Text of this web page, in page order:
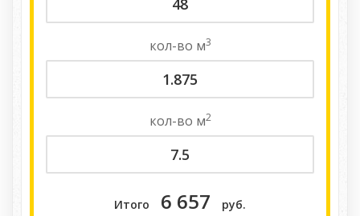
кол-во м3
кол-во м2
Итого 6 657 руб.